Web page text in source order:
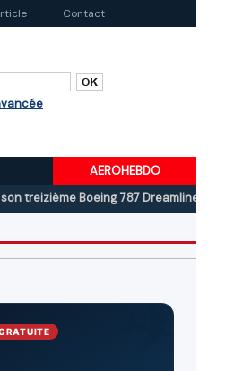
Contact
AEROHEBDO
Boeing 787 Dreamliner
Boeing